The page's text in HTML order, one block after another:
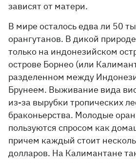
зависят от матери.
В мире осталось едва ли 50
орангутанов. В дикой
только на индонезийском
острове Борнео (или
разделенном между
Брунеем. Выживание вида
из-за вырубки тропических
браконьерства. Молодые
пользуются спросом как
причем каждый стоит
долларов. На Калимантане